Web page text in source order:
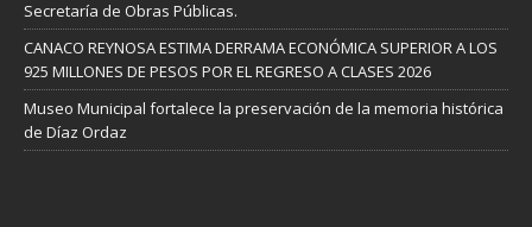
Secretaría de Obras Públicas.
CANACO REYNOSA ESTIMA DERRAMA ECONÓMICA SUPERIOR A LOS
925 MILLONES DE PESOS POR EL REGRESO A CLASES 2026
Museo Municipal fortalece la preservación de la memoria histórica
de Díaz Ordaz